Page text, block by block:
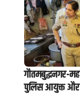
गौतमबुद्धनगर-
पुलिस आयुक्त और